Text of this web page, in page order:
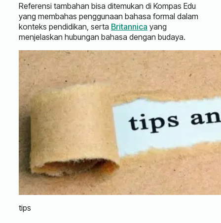
Referensi tambahan bisa ditemukan di Kompas Edu
yang membahas penggunaan bahasa formal dalam
konteks pendidikan, serta Britannica yang
menjelaskan hubungan bahasa dengan budaya.
tips